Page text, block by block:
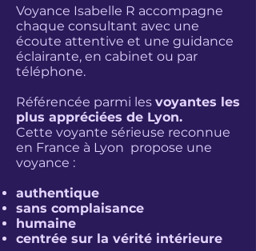
Voyance Isabelle R accompagne
chaque consultant avec une
écoute attentive et une guidance
éclairante, en cabinet ou par
téléphone.
Référencée parmi les voyantes les
plus appréciées de Lyon.
Cette voyante sérieuse reconnue
en France à Lyon propose une
voyance :
authentique
sans complaisance
humaine
centrée sur la vérité intérieure